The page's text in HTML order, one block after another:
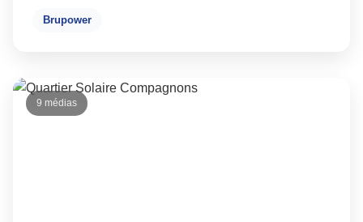
Brupower
9 médias